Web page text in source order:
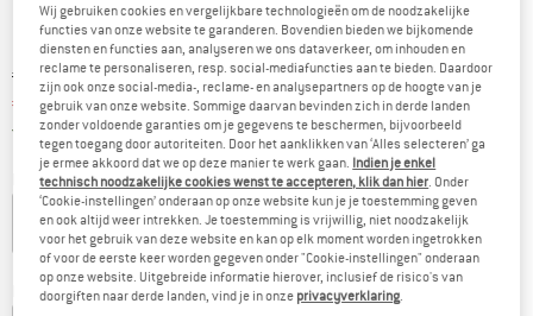
Oorspronkelijke prijs :
€ 549,95
Prijs:
€ 417,96 incl. BTW
Gratis verzending(NL)Nederland. Informatie over de
Kleur:Black
-24% -24%
Maat: EU45,5
Wij gebruiken cookies en vergelijkbare technologieën om de noodzakelijke
functies van onze website te garanderen. Bovendien bieden we bijkomende
diensten en functies aan, analyseren we ons dataverkeer, om inhouden en
reclame te personaliseren, resp. social-mediafuncties aan te bieden. Daardoor
zijn ook onze social-media-, reclame- en analysepartners op de hoogte van je
gebruik van onze website. Sommige daarvan bevinden zich in derde landen
zonder voldoende garanties om je gegevens te beschermen, bijvoorbeeld
tegen toegang door autoriteiten. Door het aanklikken van ‘Alles selecteren’ ga
je ermee akkoord dat we op deze manier te werk gaan. Indien je enkel
technisch noodzakelijke cookies wenst te accepteren, klik dan hier . Onder
‘Cookie-instellingen’ onderaan op onze website kun je je toestemming geven
en ook altijd weer intrekken. Je toestemming is vrijwillig, niet noodzakelijk
voor het gebruik van deze website en kan op elk moment worden ingetrokken
of voor de eerste keer worden gegeven onder "Cookie-instellingen" onderaan
op onze website. Uitgebreide informatie hierover, inclusief de risico's van
doorgiften naar derde landen, vind je in onze privacyverklaring